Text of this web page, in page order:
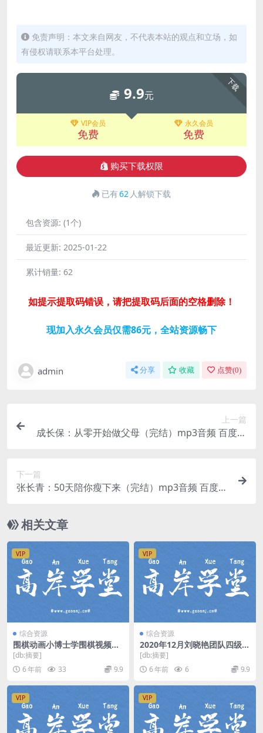
免责声明：本文来自网友，不代表本站的观点和立场，如
有侵权请联系本平台处理。
下载
9.9元
VIP会员
免费
永久会员
免费
购买下载权限
已有62 人解锁下载
包含资源: (1个)
最近更新: 2025-01-22
累计销量: 62
如提示提取码错误，请把提取码后面的空格删除！
现加入永久会员仅需86元，全站资源畅下
admin 分享 收藏 点赞(0)
上一篇
成长保：从零开始做父母（完结）mp3音频 百度网
下一篇
张长青：50天陪你瘦下来（完结）mp3音频 百度网
相关文章
VIP
综合资源
围棋动画小博士学围棋视频
（标清视频）百度网盘
[db:摘要]
6 年前
33 9.9
VIP
综合资源
2020年12月刘晓艳团队四级词
汇语法（高清视频）百度网盘
[db:摘要]
6 年前
6 9.9
VIP VIP